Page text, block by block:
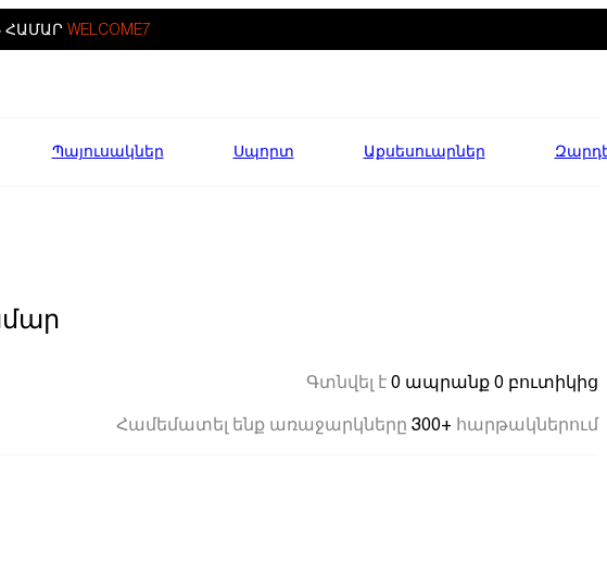
ՀԱՄԱՐ WELCOME7
Պայուսակներ Սպորտ Աքսեսուարներ
Գտնվել է 0 ապրանք 0 բուտիկից
Համեմատել ենք առաջարկները 300+ հարթակներում